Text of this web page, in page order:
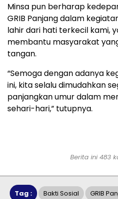
Minsa pun berharap
GRIB Panjang dalam
lahir dari hati terkecil kami,
membantu masyarakat
tangan.
“Semoga dengan adanya
ini, kita selalu dimudahkan
panjangkan umur dalam
sehari-hari,” tutupnya.
Berita ini 483
Tag : Bakti Sosial GRIB